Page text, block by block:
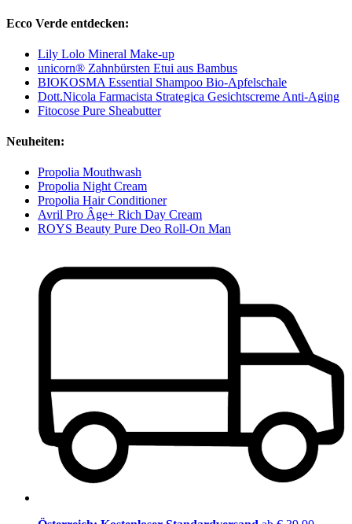
Ecco Verde entdecken:
Lily Lolo Mineral Make-up
unicorn® Zahnbürsten Etui aus Bambus
BIOKOSMA Essential Shampoo Bio-Apfelschale
Dott.Nicola Farmacista Strategica Gesichtscreme Anti-Aging
Fitocose Pure Sheabutter
Neuheiten:
Propolia Mouthwash
Propolia Night Cream
Propolia Hair Conditioner
Avril Pro Âge+ Rich Day Cream
ROYS Beauty Pure Deo Roll-On Man